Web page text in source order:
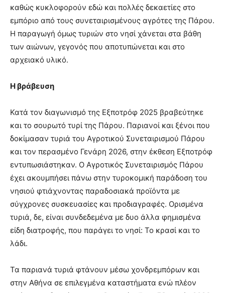
καθώς κυκλοφορούν εδώ και πολλές δεκαετίες στο
εμπόριο από τους συνεταιρισμένους αγρότες της Πάρου.
Η παραγωγή όμως τυριών στο νησί χάνεται στα βάθη
των αιώνων, γεγονός που αποτυπώνεται και στο
αρχειακό υλικό.
Η βράβευση
Κατά τον διαγωνισμό της Εξποτρόφ 2025 βραβεύτηκε
και το σουρωτό τυρί της Πάρου. Παριανοί και ξένοι που
δοκίμασαν τυριά του Αγροτικού Συνεταιρισμού Πάρου
και τον περασμένο Γενάρη 2026, στην έκθεση Εξποτρόφ
εντυπωσιάστηκαν. Ο Αγροτικός Συνεταιρισμός Πάρου
έχει ακουμπήσει πάνω στην τυροκομική παράδοση του
νησιού φτιάχνοντας παραδοσιακά προϊόντα με
σύγχρονες συσκευασίες και προδιαγραφές. Ορισμένα
τυριά, δε, είναι συνδεδεμένα με δυο άλλα φημισμένα
είδη διατροφής, που παράγει το νησί: Το κρασί και το
λάδι.
Τα παριανά τυριά φτάνουν μέσω χονδρεμπόρων και
στην Αθήνα σε επιλεγμένα καταστήματα ενώ πλέον